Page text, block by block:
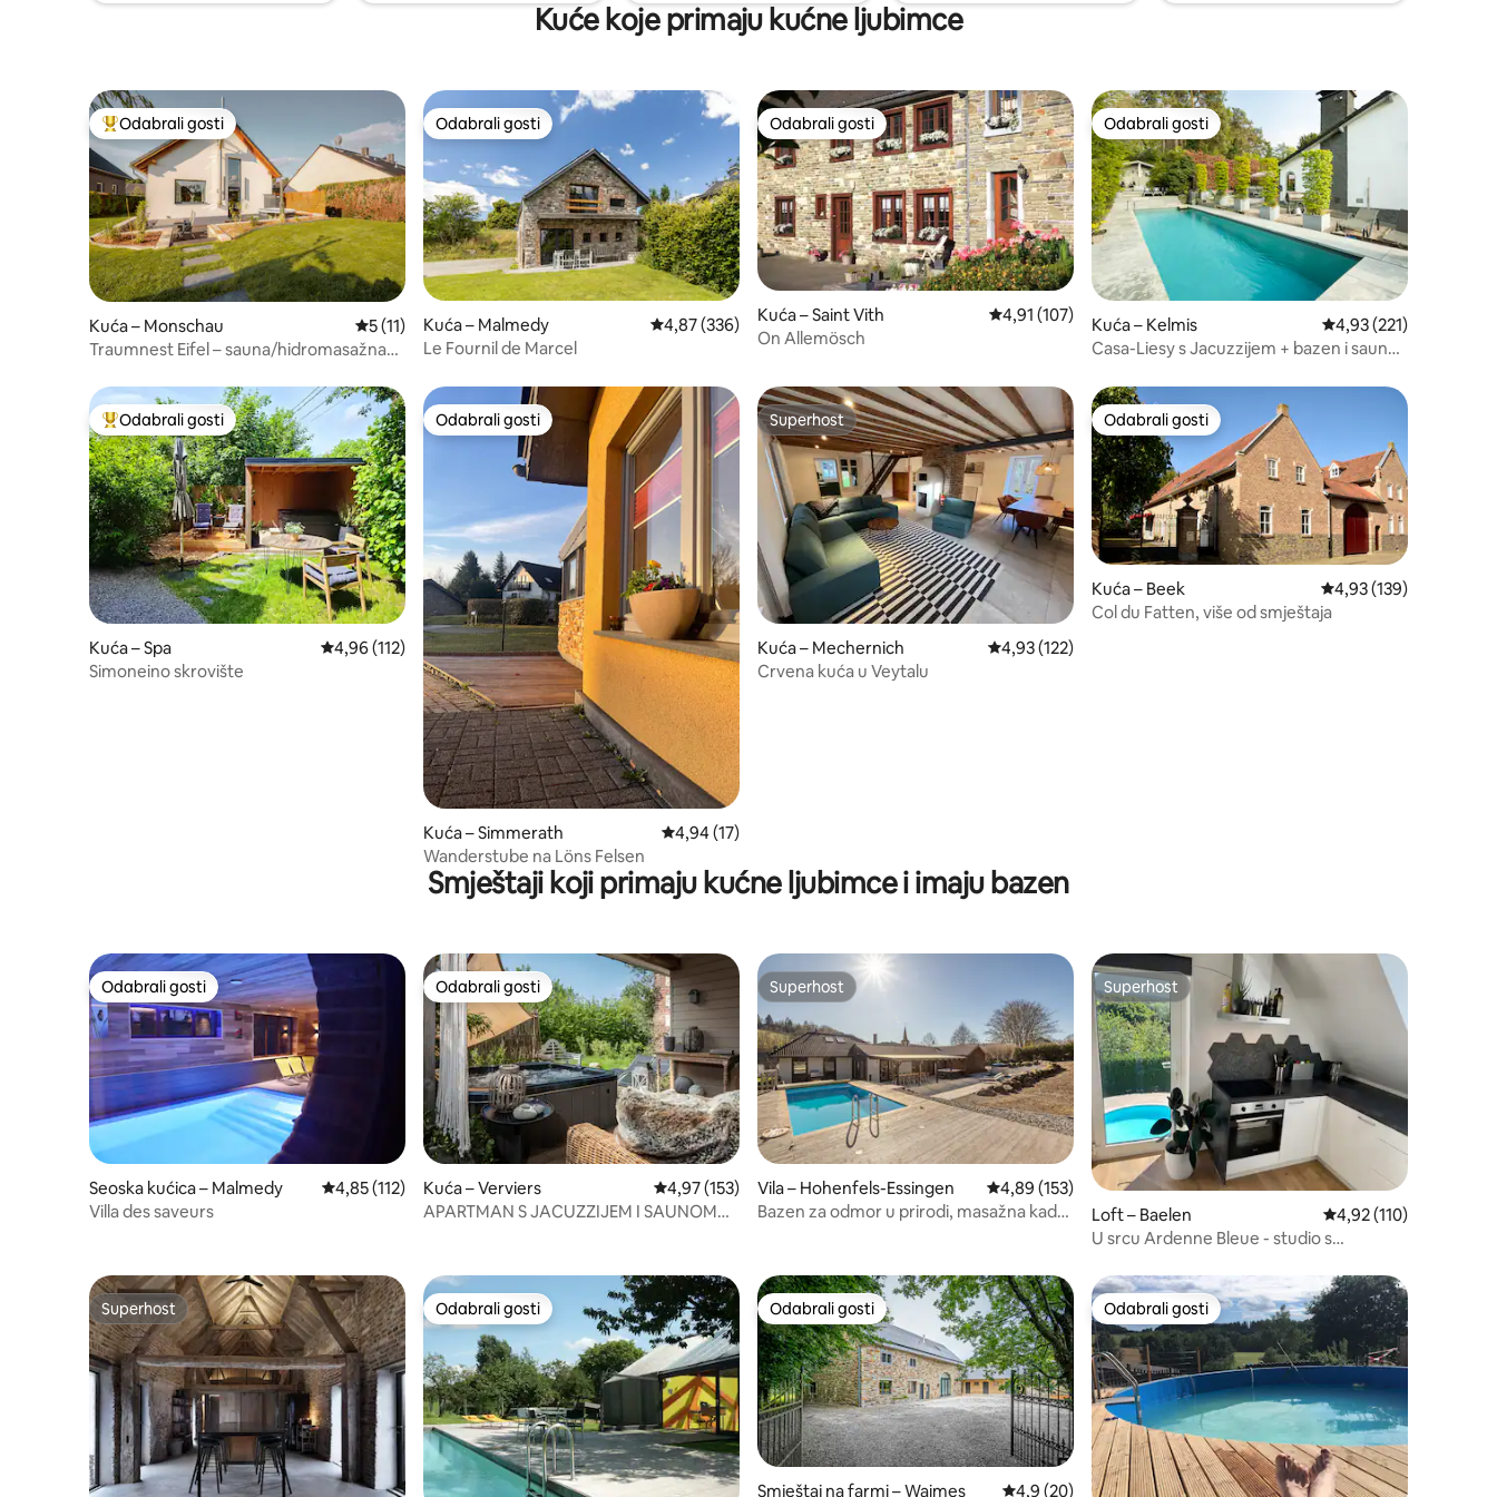
Kuće koje primaju kućne ljubimce
Među najviše rangiranima s oznakom „Odabrali gosti”
Odabrali gosti
Kuća – Monschau Prosječna ocjena: 5/5, recenzija: 11
5 (11)
Traumnest Eifel – sauna/hidromasažna
Odabrali gosti
Odabrali gosti
Kuća – Malmedy Prosječna ocjena: 4,87/5, recenzija: 336
4,87 (336)
Le Fournil de Marcel
Odabrali gosti
Odabrali gosti
Kuća – Saint Vith Prosječna ocjena: 4,91/5, recenzija: 107
4,91 (107)
On Allemösch
Odabrali gosti
Odabrali gosti
Kuća – Kelmis Prosječna ocjena:
4,93 (221)
Casa-Liesy s Jacuzzijem + bazen i sauna
Među najviše rangiranima s oznakom „Odabrali gosti”
Odabrali gosti
Kuća – Spa Prosječna ocjena: 4,96/5, recenzija: 112
4,96 (112)
Simoneino skrovište
Odabrali gosti
Odabrali gosti
Kuća – Simmerath Prosječna ocjena: 4,94/5, recenzija: 17
4,94 (17)
Wanderstube na Löns Felsen
Superhost
Superhost
Kuća – Mechernich Prosječna ocjena: 4,93/5, recenzija: 122
4,93 (122)
Crvena kuća u Veytalu
Odabrali gosti
Odabrali gosti
Kuća – Beek Prosječna ocjena:
4,93 (139)
Col du Fatten, više od smještaja
Smještaji koji primaju kućne ljubimce i imaju bazen
Odabrali gosti
Odabrali gosti
Seoska kućica – Malmedy Prosječna ocjena: 4,85/5, recenzija: 112
4,85 (112)
Villa des saveurs
Odabrali gosti
Odabrali gosti
Kuća – Verviers Prosječna ocjena: 4,97/5, recenzija: 153
4,97 (153)
APARTMAN S JACUZZIJEM I SAUNOM
Superhost
Superhost
Vila – Hohenfels-Essingen Prosječna ocjena: 4,89/5, recenzija: 153
4,89 (153)
Bazen za odmor u prirodi, masažna kada,
Superhost
Superhost
Loft – Baelen Prosječna ocjena:
4,92 (110)
U srcu Ardenne Bleue - studio s
Superhost
Superhost Odabrali gosti
Odabrali gosti Odabrali gosti
Odabrali gosti
Smještaj na farmi – Waimes Prosječna ocjena: 4,9/5, recenzija: 20
4,9 (20)
Odabrali gosti
Odabrali gosti